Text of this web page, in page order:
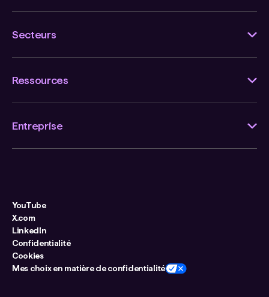
Secteurs
Ressources
Entreprise
YouTube
X.com
LinkedIn
Confidentialité
Cookies
Mes choix en matière de confidentialité